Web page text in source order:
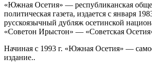
«Южная Осетия» — республиканская
политическая газета, издается с января
русскоязычный дубляж осетинской
«Советон Ирыстон» — «Советская
Начиная с 1993 г. «Южная Осетия» —
издание..